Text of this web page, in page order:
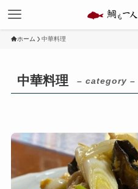
ホーム 中華料理
中華料理 – category –